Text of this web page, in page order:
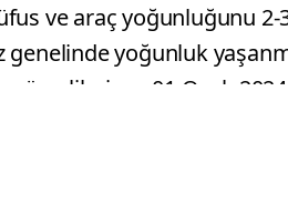
ve araç yoğunluğunu 2-
genelinde yoğunluk
01 Ocak